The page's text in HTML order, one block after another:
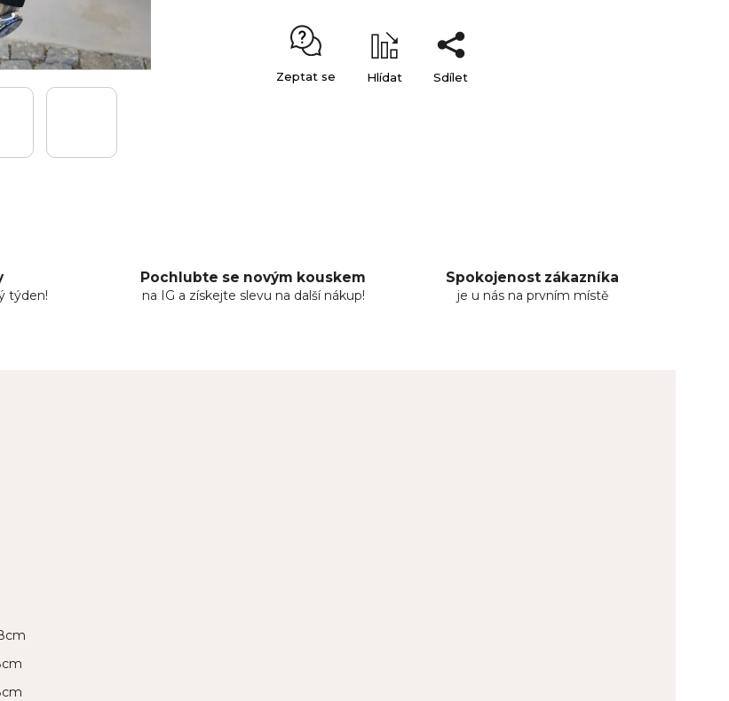
Zeptat se Hlídat Sdílet
týden!
Pochlubte se novým kouskem
na IG a získejte slevu na další nákup!
Spokojenost zákazníka
je u nás na prvním místě